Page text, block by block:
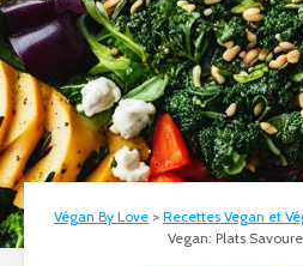
Végan By Love > Recettes Vegan et
Vegan: Plats